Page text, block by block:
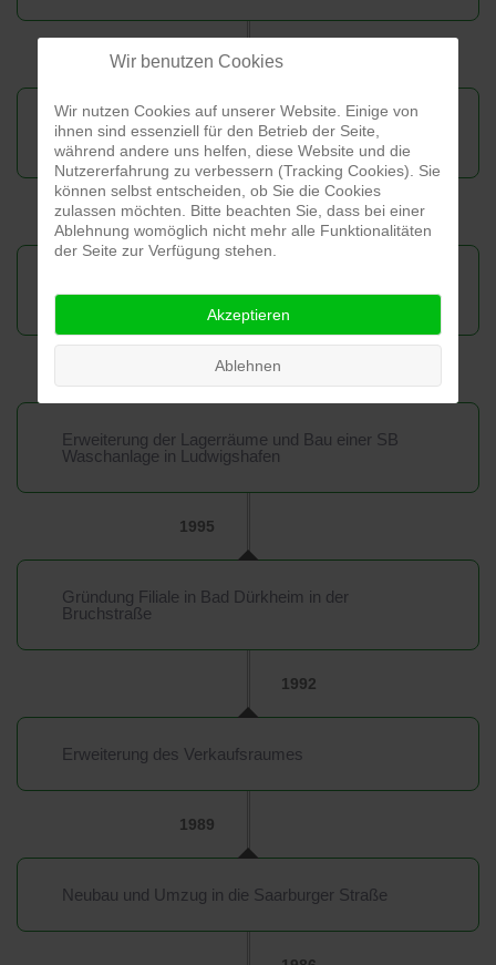
2011
Eröffnung der dritten SB Waschanlage in Bad
Dürkheim
2004
Grünstadt
Erweiterung der Lagerräume und Bau einer SB
Waschanlage in Ludwigshafen
1995
Gründung Filiale in Bad Dürkheim in der
Bruchstraße
1992
Erweiterung des Verkaufsraumes
1989
Neubau und Umzug in die Saarburger Straße
Wir benutzen Cookies
Wir nutzen Cookies auf unserer Website. Einige von
ihnen sind essenziell für den Betrieb der Seite,
während andere uns helfen, diese Website und die
Nutzererfahrung zu verbessern (Tracking Cookies). Sie
können selbst entscheiden, ob Sie die Cookies
zulassen möchten. Bitte beachten Sie, dass bei einer
Ablehnung womöglich nicht mehr alle Funktionalitäten
der Seite zur Verfügung stehen.
Akzeptieren
Ablehnen